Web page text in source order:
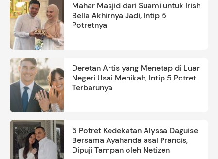
Mahar Masjid dari Suami untuk Irish
Bella Akhirnya Jadi, Intip 5
Potretnya
Deretan Artis yang Menetap di Luar
Negeri Usai Menikah, Intip 5 Potret
Terbarunya
5 Potret Kedekatan Alyssa Daguise
Bersama Ayahanda asal Prancis,
Dipuji Tampan oleh Netizen